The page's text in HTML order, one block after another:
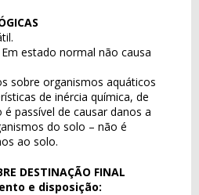
Em estado normal não causa
sobre organismos aquáticos
de inércia química, de
passível de causar danos a
do solo – não é
ao solo.
DESTINAÇÃO FINAL
e disposição: